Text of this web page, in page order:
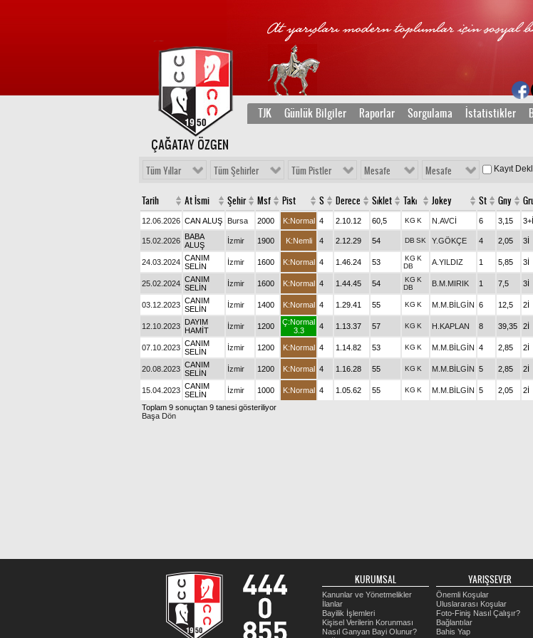
TJK Günlük Bilgiler Raporlar Sorgulama İstatistikler
ÇAĞATAY ÖZGEN
Tüm Yıllar Tüm Şehirler Tüm Pistler Mesafe Mesafe Kayıt
Tarih At İsmi Şehir Msf Pist S Derece Sıklet Takı Jokey St Gny
12.06.2026 CAN ALUŞ Bursa 2000 K:Normal 4 2.10.12 60,5 KG K N.AVCİ 6 3,15 3+İ
15.02.2026 BABA
ALUŞ
İzmir 1900 K:Nemli 4 2.12.29 54 DB SK Y.GÖKÇE 4 2,05 3İ
24.03.2024 CANIM
SELİN
İzmir 1600 K:Normal 4 1.46.24 53 KG K
DB
A.YILDIZ 1 5,85 3İ
25.02.2024 CANIM
SELİN
İzmir 1600 K:Normal 4 1.44.45 54 KG K
DB
B.M.MIRIK 1 7,5 3İ
03.12.2023 CANIM
SELİN
İzmir 1400 K:Normal 4 1.29.41 55 KG K M.M.BİLGİN 6 12,5 2İ
12.10.2023 DAYIM
HAMİT
İzmir 1200
Ç:Normal
3.3
4 1.13.37 57 KG K H.KAPLAN 8 39,35 2İ
07.10.2023 CANIM
SELİN
İzmir 1200 K:Normal 4 1.14.82 53 KG K M.M.BİLGİN 4 2,85 2İ
20.08.2023 CANIM
SELİN
İzmir 1200 K:Normal 4 1.16.28 55 KG K M.M.BİLGİN 5 2,85 2İ
15.04.2023 CANIM
SELİN
İzmir 1000 K:Normal 4 1.05.62 55 KG K M.M.BİLGİN 5 2,05 2İ
Toplam 9 sonuçtan 9 tanesi gösteriliyor
Başa Dön
KURUMSAL
Kanunlar ve Yönetmelikler
İlanlar
Bayilik İşlemleri
Kişisel Verilerin Korunması
Nasıl Ganyan Bayi Olunur?
YARIŞSEVER
Önemli Koşular
Uluslararası Koşular
Foto-Finiş Nasıl Çalışır?
Bağlantılar
Bahis Yap